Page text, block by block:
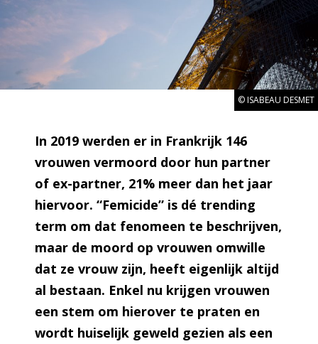
© ISABEAU DESMET
In 2019 werden er in Frankrijk 146
vrouwen vermoord door hun partner
of ex-partner, 21% meer dan het jaar
hiervoor. “Femicide” is dé trending
term om dat fenomeen te beschrijven,
maar de moord op vrouwen omwille
dat ze vrouw zijn, heeft eigenlijk altijd
al bestaan. Enkel nu krijgen vrouwen
een stem om hierover te praten en
wordt huiselijk geweld gezien als een